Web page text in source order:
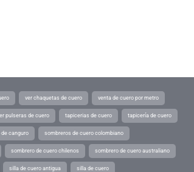
ver chaquetas de cuero venta de cuero por metro
pulseras de cuero tapicerias de cuero tapicería de cuero
canguro sombreros de cuero colombiano
sombrero de cuero chilenos sombrero de cuero australiano
silla de cuero antigua silla de cuero